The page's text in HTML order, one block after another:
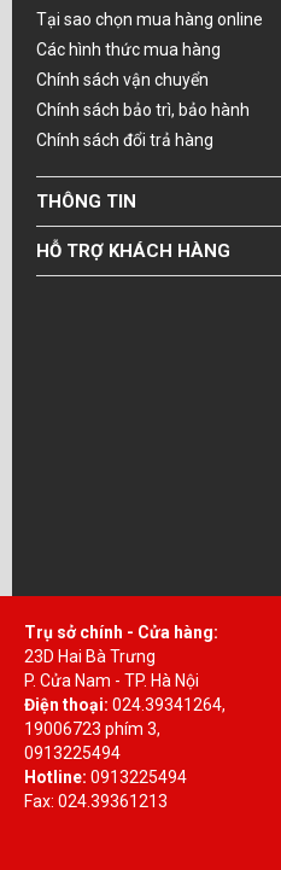
Tại sao chọn mua hàng online
Các hình thức mua hàng
Chính sách vận chuyển
Chính sách bảo trì, bảo hành
Chính sách đổi trả hàng
THÔNG TIN
HỖ TRỢ KHÁCH HÀNG
Trụ sở chính - Cửa hàng:
23D Hai Bà Trưng
P. Cửa Nam - TP. Hà Nội
Điện thoại: 024.39341264,
19006723 phím 3,
0913225494
Hotline: 0913225494
Fax: 024.39361213